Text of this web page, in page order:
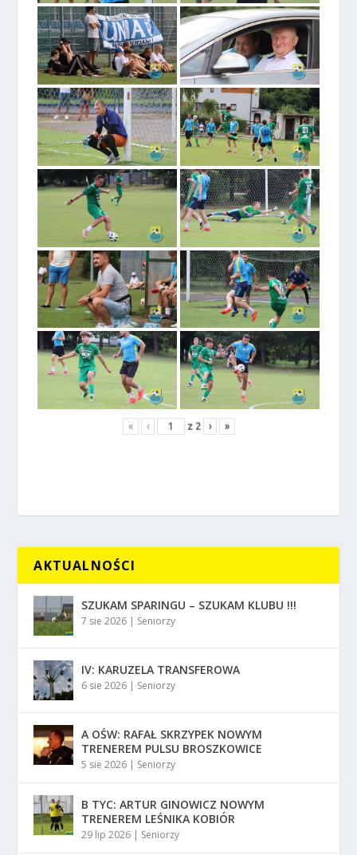
« ‹ z 2 › »
AKTUALNOŚCI
SZUKAM SPARINGU – SZUKAM KLUBU !!!
7 sie 2026 | Seniorzy
IV: KARUZELA TRANSFEROWA
6 sie 2026 | Seniorzy
A OŚW: RAFAŁ SKRZYPEK NOWYM
TRENEREM PULSU BROSZKOWICE
5 sie 2026 | Seniorzy
B TYC: ARTUR GINOWICZ NOWYM
TRENEREM LEŚNIKA KOBIÓR
29 lip 2026 | Seniorzy